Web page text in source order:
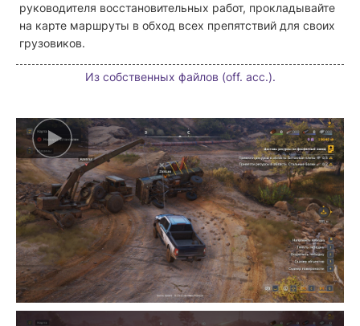
руководителя восстановительных работ, прокладывайте
на карте маршруты в обход всех препятствий для своих
грузовиков.
Из собственных файлов (off. acc.).